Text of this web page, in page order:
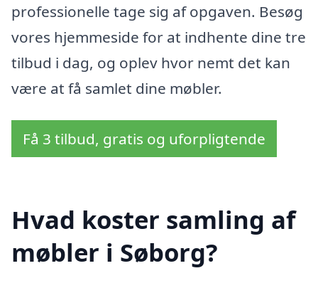
professionelle tage sig af opgaven. Besøg
vores hjemmeside for at indhente dine tre
tilbud i dag, og oplev hvor nemt det kan
være at få samlet dine møbler.
Få 3 tilbud, gratis og uforpligtende
Hvad koster samling af
møbler i Søborg?